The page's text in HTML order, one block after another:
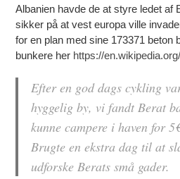
Albanien havde de at styre ledet af
sikker på at vest europa ville
for en plan med sine 173371
bunkere her https://
Efter en god dags cykling
hyggelig by, vi fandt Berat
kunne campere i haven for
Brugte en ekstra dag til at
udforske Berats små gader.